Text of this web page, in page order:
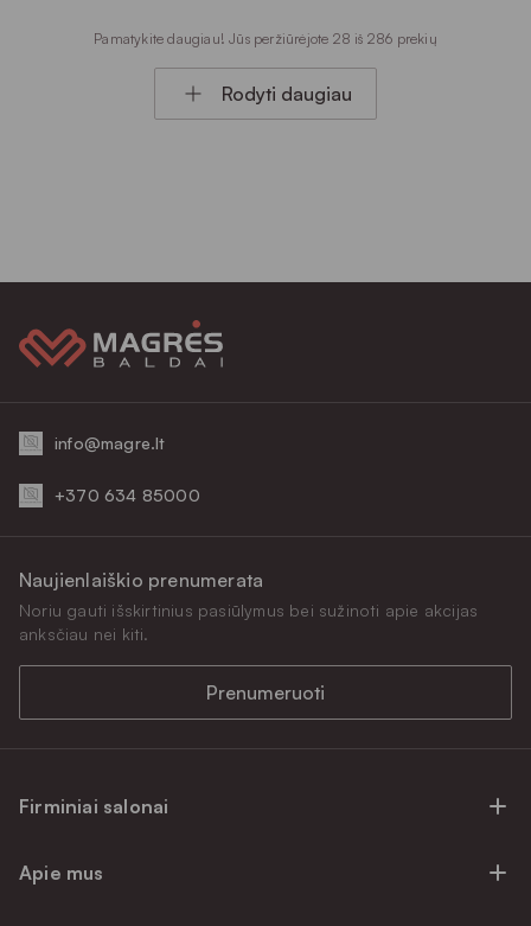
Pamatykite daugiau! Jūs peržiūrėjote 28 iš 286 prekių
Rodyti daugiau
info@magre.lt
+370 634 85000
Firminiai salonai
Apie mus
Naujienlaiškio prenumerata
Noriu gauti išskirtinius pasiūlymus bei sužinoti apie akcijas
anksčiau nei kiti.
Prenumeruoti